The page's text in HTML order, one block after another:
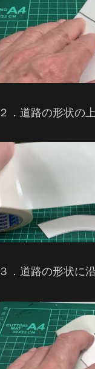
２．道路の形状の
３．道路の形状に